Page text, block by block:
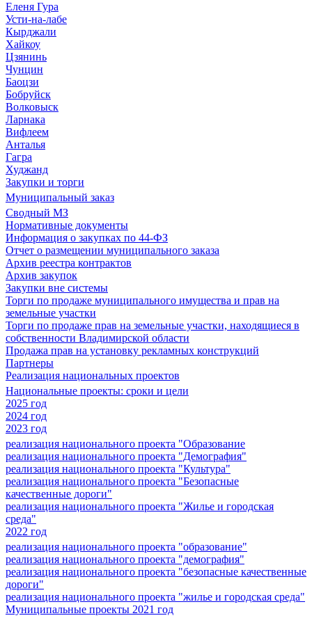
Еленя Гура
Усти-на-лабе
Кырджали
Хайкоу
Цзянинь
Чунцин
Баоцзи
Бобруйск
Волковыск
Ларнака
Вифлеем
Анталья
Гагра
Худжанд
Закупки и торги
Муниципальный заказ
Сводный МЗ
Нормативные документы
Информация о закупках по 44-ФЗ
Отчет о размещении муниципального заказа
Архив реестра контрактов
Архив закупок
Закупки вне системы
Торги по продаже муниципального имущества и прав на
земельные участки
Торги по продаже прав на земельные участки, находящиеся в
собственности Владимирской области
Продажа прав на установку рекламных конструкций
Партнеры
Реализация национальных проектов
Национальные проекты: сроки и цели
2025 год
2024 год
2023 год
реализация национального проекта "Образование
реализация национального проекта "Демография"
реализация национального проекта "Культура"
реализация национального проекта "Безопасные
качественные дороги"
реализация национального проекта "Жилье и городская
среда"
2022 год
реализация национального проекта "образование"
реализация национального проекта "демография"
реализация национального проекта "безопасные качественные
дороги"
реализация национального проекта "жилье и городская среда"
Муниципальные проекты 2021 год